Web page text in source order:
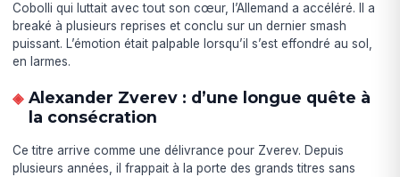
Cobolli qui luttait avec tout son cœur, l’Allemand a accéléré. Il a
breaké à plusieurs reprises et conclu sur un dernier smash
puissant. L’émotion était palpable lorsqu’il s’est effondré au sol,
en larmes.
Alexander Zverev : d’une longue quête à
la consécration
Ce titre arrive comme une délivrance pour Zverev. Depuis
plusieurs années, il frappait à la porte des grands titres sans